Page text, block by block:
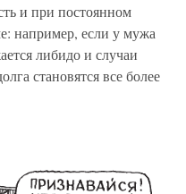
и при постоянном
например, если у мужа
либидо и случаи
становятся все более